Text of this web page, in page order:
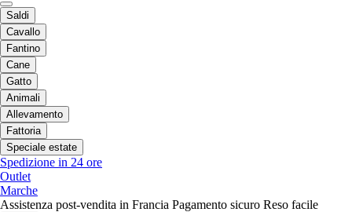
Saldi
Cavallo
Fantino
Cane
Gatto
Animali
Allevamento
Fattoria
Speciale estate
Spedizione in 24 ore
Outlet
Marche
Assistenza post-vendita in Francia Pagamento sicuro Reso facile